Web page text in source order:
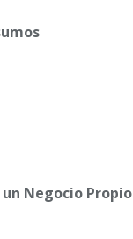
Negocio Propio